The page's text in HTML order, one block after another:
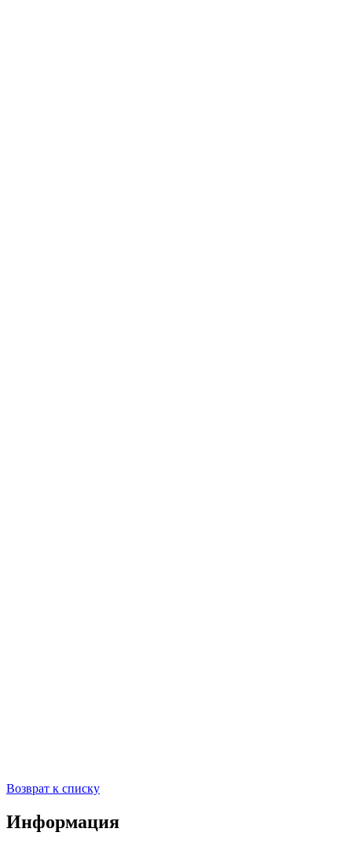
Возврат к списку
Информация